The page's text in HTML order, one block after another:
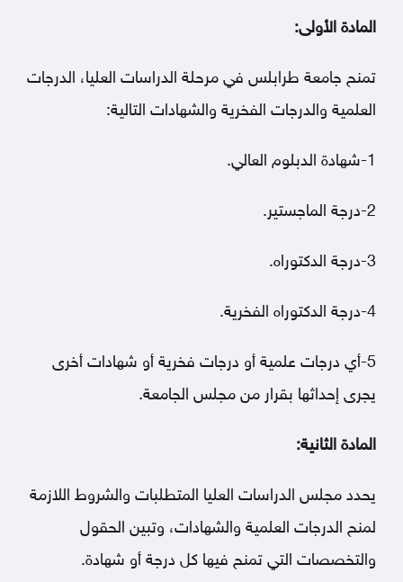
المادة الأولى:
تمنح جامعة طرابلس في مرحلة الدراسات العليا، الدرجات
العلمية والدرجات الفخرية والشهادات التالية:
1-شهادة الدبلوم العالي.
2-درجة الماجستير.
3-درجة الدكتوراه.
4-درجة الدكتوراه الفخرية.
5-أي درجات علمية أو درجات فخرية أو شهادات أخرى
يجرى إحداثها بقرار من مجلس الجامعة.
المادة الثانية:
يحدد مجلس الدراسات العليا المتطلبات والشروط اللازمة
لمنح الدرجات العلمية والشهادات، وتبين الحقول
والتخصصات التي تمنح فيها كل درجة أو شهادة.